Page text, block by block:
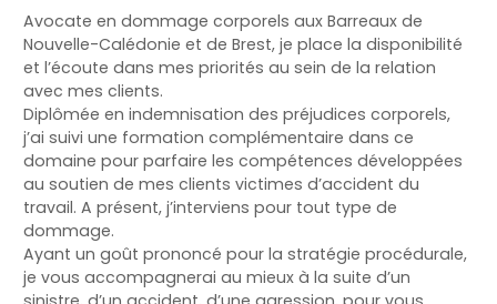
Avocate en dommage corporels aux Barreaux de
Nouvelle-Calédonie et de Brest, je place la disponibilité
et l’écoute dans mes priorités au sein de la relation
avec mes clients.
Diplômée en indemnisation des préjudices corporels,
j’ai suivi une formation complémentaire dans ce
domaine pour parfaire les compétences développées
au soutien de mes clients victimes d’accident du
travail. A présent, j’interviens pour tout type de
dommage.
Ayant un goût prononcé pour la stratégie procédurale,
je vous accompagnerai au mieux à la suite d’un